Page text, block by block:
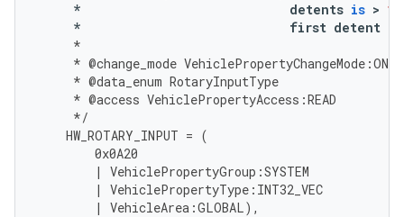
*
detents is > 1
*
first detent
*
* @change_mode VehiclePropertyChangeMode :
* @data_enum RotaryInputType
* @access VehiclePropertyAccess :READ
*/
HW_ROTARY_INPUT = (
0x0A20
|
VehiclePropertyGroup :SYSTEM
|
VehiclePropertyType : INT32_VEC
|
VehicleArea :GLOBAL),